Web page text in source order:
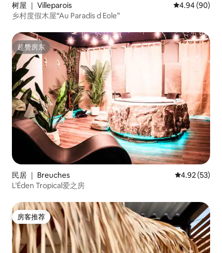
树屋 ｜ Villeparois 平均评分 4.94
4.94 (90)
乡村度假木屋“Au Paradis d Eole”
超赞房东
超赞房东
民居 ｜ Breuches 平均评分
4.92 (53)
L'Éden Tropical爱之房
房客推荐
房客推荐